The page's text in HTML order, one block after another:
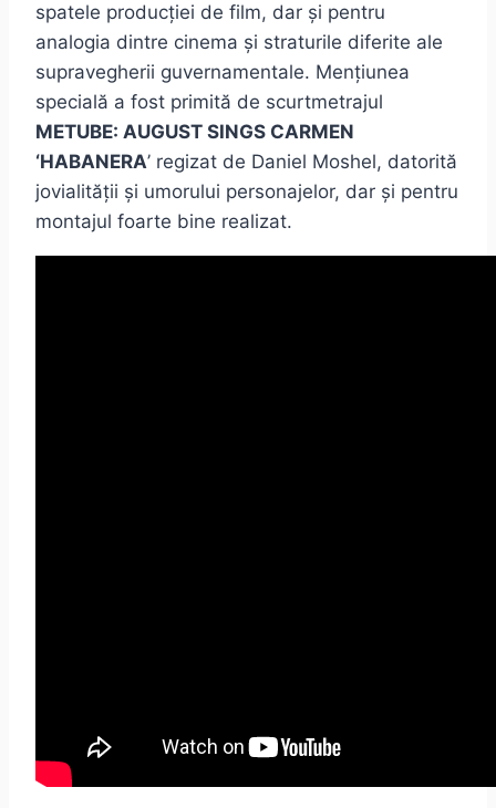
spatele producției de film, dar și pentru
analogia dintre cinema și straturile diferite ale
supravegherii guvernamentale. Mențiunea
specială a fost primită de scurtmetrajul
METUBE: AUGUST SINGS CARMEN
‘HABANERA’ regizat de Daniel Moshel, datorită
jovialității și umorului personajelor, dar și pentru
montajul foarte bine realizat.